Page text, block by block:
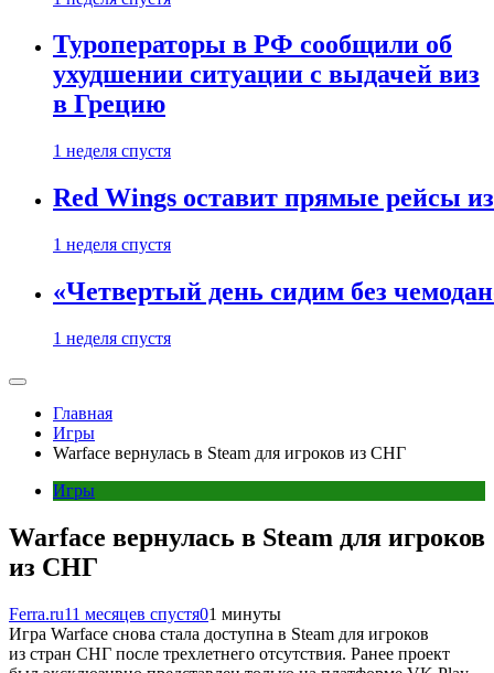
Туроператоры в РФ сообщили об
ухудшении ситуации с выдачей виз
в Грецию
1 неделя спустя
Red Wings оставит прямые рейсы
1 неделя спустя
«Четвертый день сидим без
1 неделя спустя
Главная
Игры
Warface вернулась в Steam для игроков из СНГ
Игры
Warface вернулась в Steam для игроков
из СНГ
Ferra.ru11 месяцев спустя01 минуты
Игра Warface снова стала доступна в Steam для игроков
из стран СНГ после трехлетнего отсутствия. Ранее проект